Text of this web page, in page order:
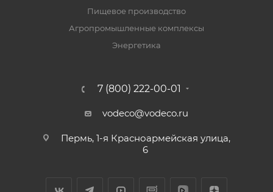
Пищевое производство
Агропромышленные комплексы
Энергетика
7 (800) 222-00-01
vodeco@vodeco.ru
Пермь, 1-я Красноармейская улица,
6